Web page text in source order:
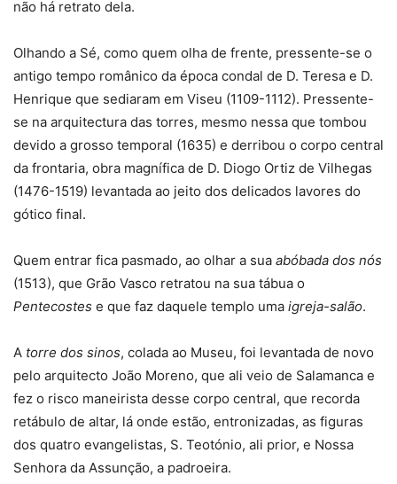
não há retrato dela.
Olhando a Sé, como quem olha de frente, pressente-se o
antigo tempo românico da época condal de D. Teresa e D.
Henrique que sediaram em Viseu (1109-1112). Pressente-
se na arquitectura das torres, mesmo nessa que tombou
devido a grosso temporal (1635) e derribou o corpo central
da frontaria, obra magnífica de D. Diogo Ortiz de Vilhegas
(1476-1519) levantada ao jeito dos delicados lavores do
gótico final.
Quem entrar fica pasmado, ao olhar a sua abóbada dos nós
(1513), que Grão Vasco retratou na sua tábua o
Pentecostes e que faz daquele templo uma igreja-salão.
A torre dos sinos, colada ao Museu, foi levantada de novo
pelo arquitecto João Moreno, que ali veio de Salamanca e
fez o risco maneirista desse corpo central, que recorda
retábulo de altar, lá onde estão, entronizadas, as figuras
dos quatro evangelistas, S. Teotónio, ali prior, e Nossa
Senhora da Assunção, a padroeira.